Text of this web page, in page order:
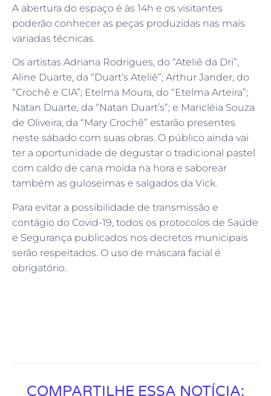
A abertura do espaço é às 14h e os visitantes
poderão conhecer as peças produzidas nas mais
variadas técnicas.
Os artistas Adriana Rodrigues, do “Ateliê da Dri”,
Aline Duarte, da “Duart’s Ateliê”; Arthur Jander, do
“Crochê e CIA”; Etelma Moura, do “Etelma Arteira”;
Natan Duarte, da “Natan Duart’s”; e Maricléia Souza
de Oliveira, da “Mary Crochê” estarão presentes
neste sábado com suas obras. O público ainda vai
ter a oportunidade de degustar o tradicional pastel
com caldo de cana moída na hora e saborear
também as guloseimas e salgados da Vick.
Para evitar a possibilidade de transmissão e
contágio do Covid-19, todos os protocolos de Saúde
e Segurança publicados nos decretos municipais
serão respeitados. O uso de máscara facial é
obrigatório.
COMPARTILHE ESSA NOTÍCIA: